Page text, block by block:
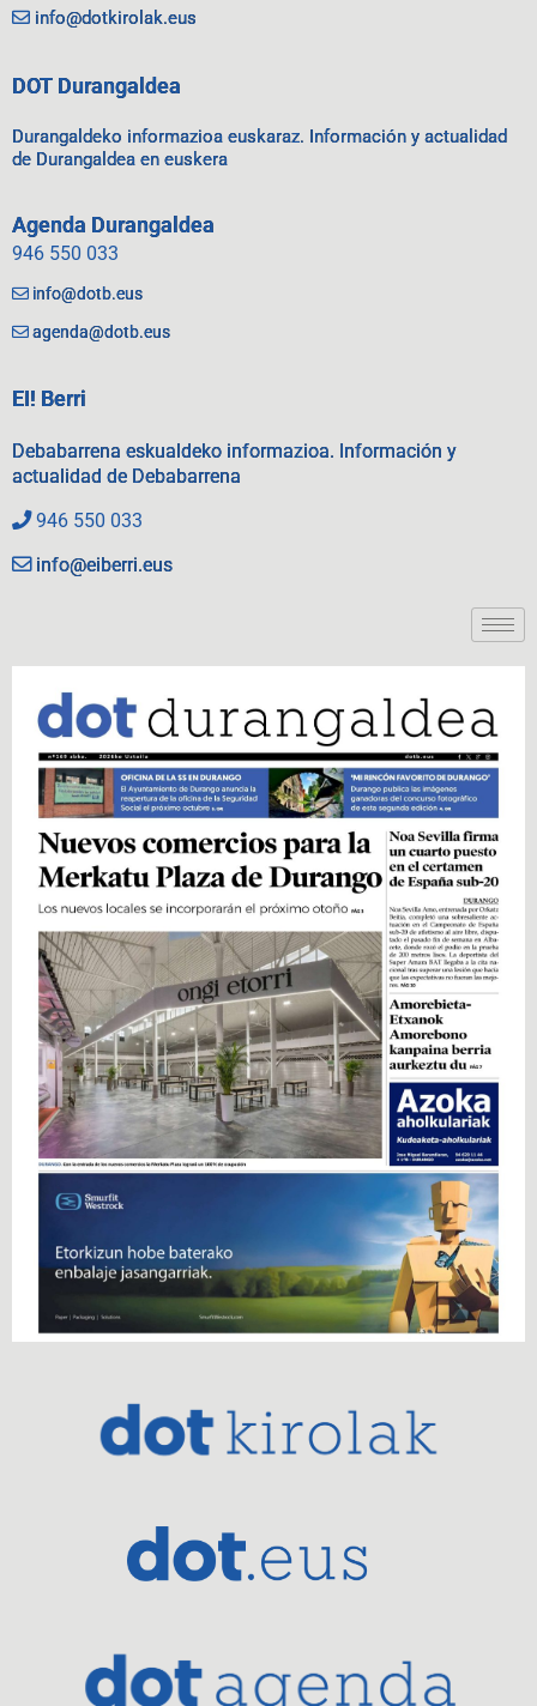
info@dotkirolak.eus
DOT Durangaldea
Durangaldeko informazioa euskaraz. Información y actualidad
de Durangaldea en euskera
Agenda Durangaldea
946 550 033
info@dotb.eus
agenda@dotb.eus
EI! Berri
Debabarrena eskualdeko informazioa. Información y
actualidad de Debabarrena
946 550 033
info@eiberri.eus